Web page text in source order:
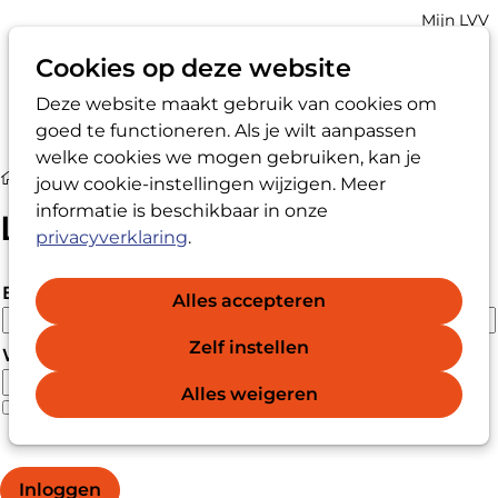
Cookies op deze website
Deze website maakt gebruik van cookies om
goed te functioneren. Als je wilt aanpassen
welke cookies we mogen gebruiken, kan je
jouw cookie-instellingen wijzigen. Meer
informatie is beschikbaar in onze
privacyverklaring.
Alles accepteren
Zelf instellen
Alles weigeren
Zoek
Account
Mijn LVV
Login
Login
E-mailadres
Wachtwoord
Wachtwoord weergeven
Wachtwoord vergeten?
Inloggen